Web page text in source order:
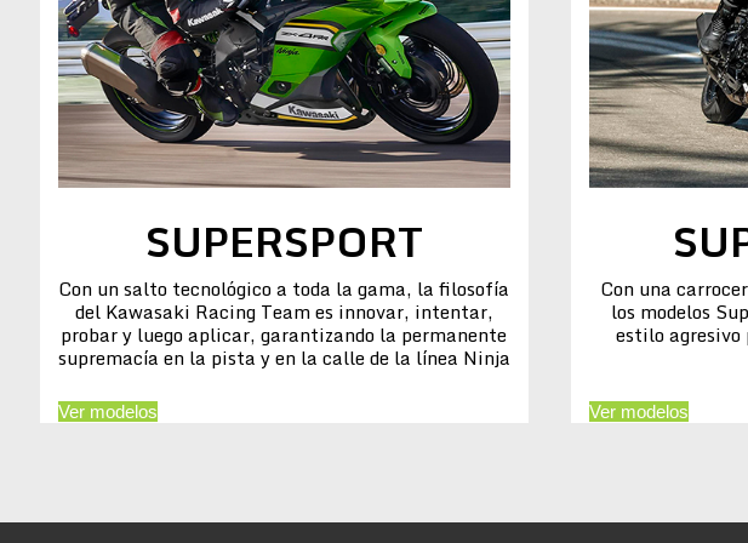
SUPERSPORT
Con un salto tecnológico a toda la gama, la filosofía
del Kawasaki Racing Team es innovar, intentar,
probar y luego aplicar, garantizando la permanente
supremacía en la pista y en la calle de la línea Ninja
Ver modelos
Con una
los modelos
estilo agresivo
Ver modelos